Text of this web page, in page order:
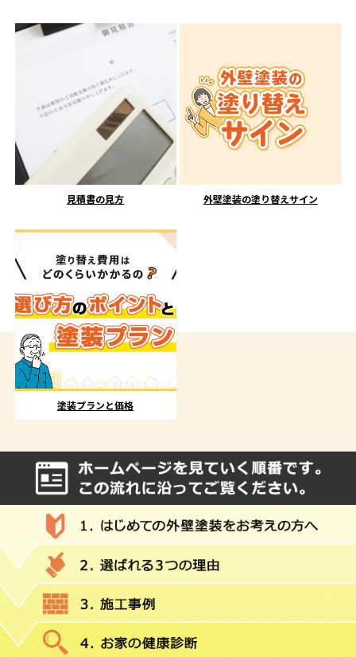
見積書の見方 外壁塗装の塗り替えサイン
塗装プランと価格